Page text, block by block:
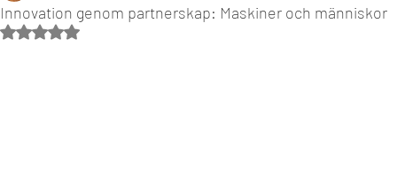
Innovation genom partnerskap: Maskiner och människor
Betygsatt till NaN av 5 stjärnor.